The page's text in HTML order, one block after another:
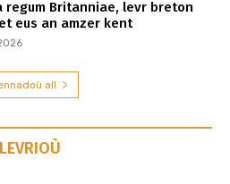
regum Britanniae, levr breton
eus an amzer kent
all
LEVRIOÙ